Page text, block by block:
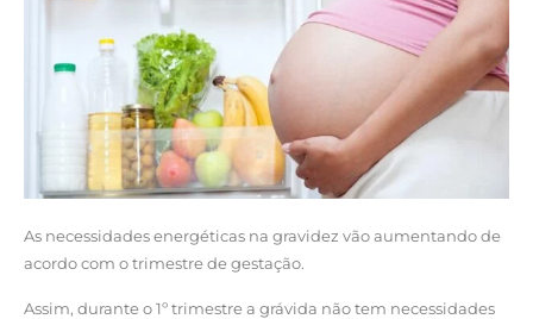
As necessidades energéticas na gravidez vão aumentando de
acordo com o trimestre de gestação.
Assim, durante o 1º trimestre a grávida não tem necessidades